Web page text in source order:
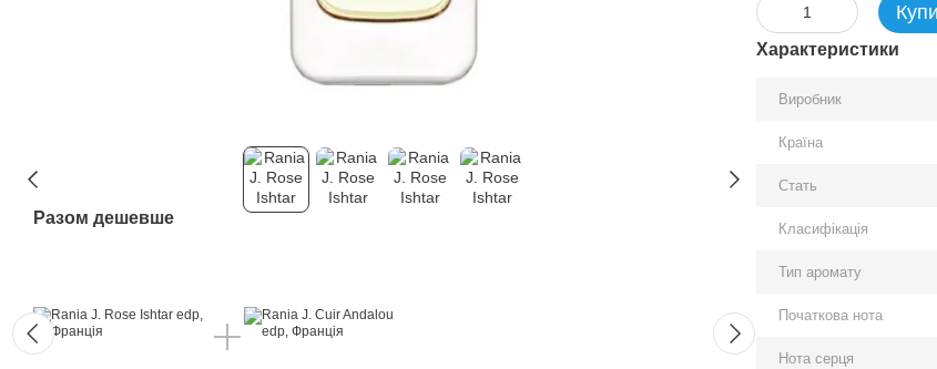
Разом дешевше
Характеристики
Виробник
Країна
Стать
Класифікація
Тип аромату
Початкова нота
Нота серця